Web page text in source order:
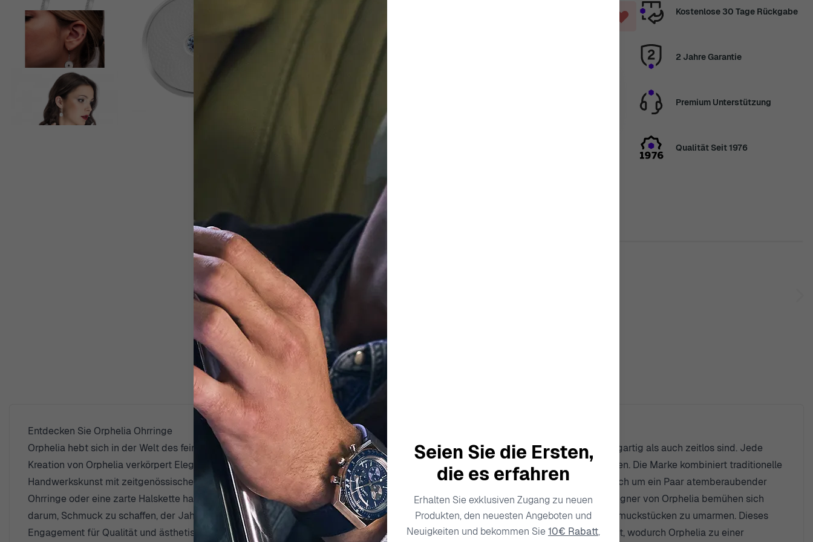
View larger image
View larger image
Kostenlose 30 Tage Rückgabe
2 Jahre Garantie
Premium Unterstützung
Qualität Seit 1976
Description Produktdaten
Entdecken Sie Orphelia Ohrringe
Orphelia hebt sich in der Welt des feinen Schmucks hervor und ist bekannt für sein Engagement, Stücke zu schaffen, die sowohl einzigartig als auch zeitlos sind. Jede
Kreation von Orphelia verkörpert Eleganz und Raffinesse und ist perfekt für Frauen, die Luxus mit einer Prise persönlichem Stil schätzen. Die Marke kombiniert traditionelle
Handwerkskunst mit zeitgenössischem Design und sorgt dafür, dass jedes Stück sowohl modern als auch klassisch anmutet. Ob es sich um ein Paar atemberaubender
Ohrringe oder eine zarte Halskette handelt, Orphelia erfüllt jeden Artikel mit Kunstfertigkeit und einer Leidenschaft für Details. Die Designer von Orphelia bemühen sich
darum, Schmuck zu schaffen, der Jahreszeiten und Trends überdauert und Frauen dazu einlädt, ihre Einzigartigkeit mit exquisiten Schmuckstücken zu umarmen. Dieses
Engagement für Qualität und ästhetische Anziehungskraft hat Herzen gewonnen und einen Standard in der Schmuckindustrie gesetzt, wodurch Orphelia zu einer
Seien Sie die Ersten,
die es erfahren
Erhalten Sie exklusiven Zugang zu neuen
Produkten, den neuesten Angeboten und
Neuigkeiten und bekommen Sie10€ Rabatt,